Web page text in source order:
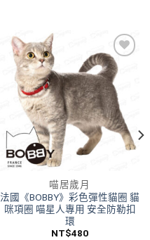
加入
「願
單」
喵居歲月
法國《BOBBY》彩色彈性貓圈 貓
咪項圈 喵星人專用 安全防勒扣
環
NT$480